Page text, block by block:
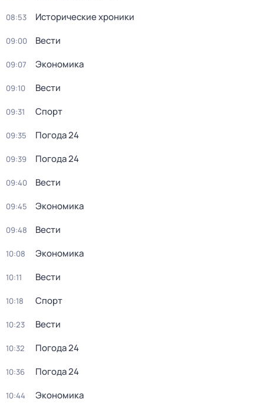
08:53 Исторические хроники
09:00 Вести
09:07 Экономика
09:10 Вести
09:31 Спорт
09:35 Погода 24
09:39 Погода 24
09:40 Вести
09:45 Экономика
09:48 Вести
10:08 Экономика
10:11 Вести
10:18 Спорт
10:23 Вести
10:32 Погода 24
10:36 Погода 24
10:44 Экономика